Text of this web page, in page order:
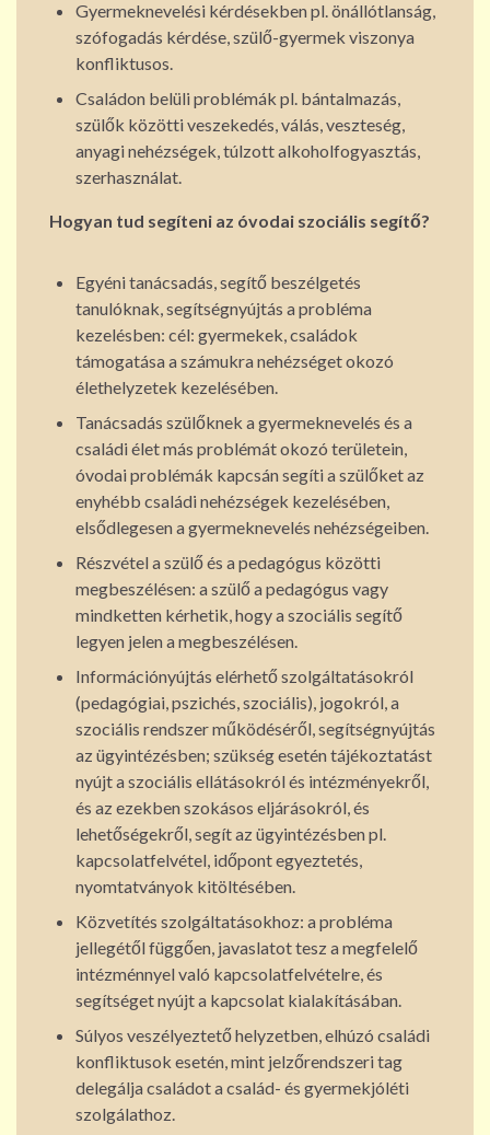
Gyermeknevelési kérdésekben pl. önállótlanság,
szófogadás kérdése, szülő-gyermek viszonya
konfliktusos.
Családon belüli problémák pl. bántalmazás,
szülők közötti veszekedés, válás, veszteség,
anyagi nehézségek, túlzott alkoholfogyasztás,
szerhasználat.
Hogyan tud segíteni az óvodai szociális segítő?
Egyéni tanácsadás, segítő beszélgetés
tanulóknak, segítségnyújtás a probléma
kezelésben: cél: gyermekek, családok
támogatása a számukra nehézséget okozó
élethelyzetek kezelésében.
Tanácsadás szülőknek a gyermeknevelés és a
családi élet más problémát okozó területein,
óvodai problémák kapcsán segíti a szülőket az
enyhébb családi nehézségek kezelésében,
elsődlegesen a gyermeknevelés nehézségeiben.
Részvétel a szülő és a pedagógus közötti
megbeszélésen: a szülő a pedagógus vagy
mindketten kérhetik, hogy a szociális segítő
legyen jelen a megbeszélésen.
Információnyújtás elérhető szolgáltatásokról
(pedagógiai, pszichés, szociális), jogokról, a
szociális rendszer működéséről, segítségnyújtás
az ügyintézésben; szükség esetén tájékoztatást
nyújt a szociális ellátásokról és intézményekről,
és az ezekben szokásos eljárásokról, és
lehetőségekről, segít az ügyintézésben pl.
kapcsolatfelvétel, időpont egyeztetés,
nyomtatványok kitöltésében.
Közvetítés szolgáltatásokhoz: a probléma
jellegétől függően, javaslatot tesz a megfelelő
intézménnyel való kapcsolatfelvételre, és
segítséget nyújt a kapcsolat kialakításában.
Súlyos veszélyeztető helyzetben, elhúzó családi
konfliktusok esetén, mint jelzőrendszeri tag
delegálja családot a család- és gyermekjóléti
szolgálathoz.